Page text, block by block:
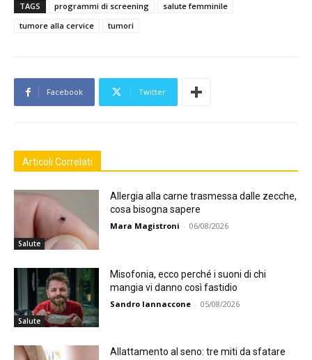
TAGS programmi di screening
salute femminile
tumore alla cervice
tumori
Facebook Twitter
Articoli Correlati
Salute
Allergia alla carne trasmessa dalle zecche,
cosa bisogna sapere
Mara Magistroni - 06/08/2026
Salute
Misofonia, ecco perché i suoni di chi
mangia vi danno così fastidio
Sandro Iannaccone - 05/08/2026
Allattamento al seno: tre miti da sfatare